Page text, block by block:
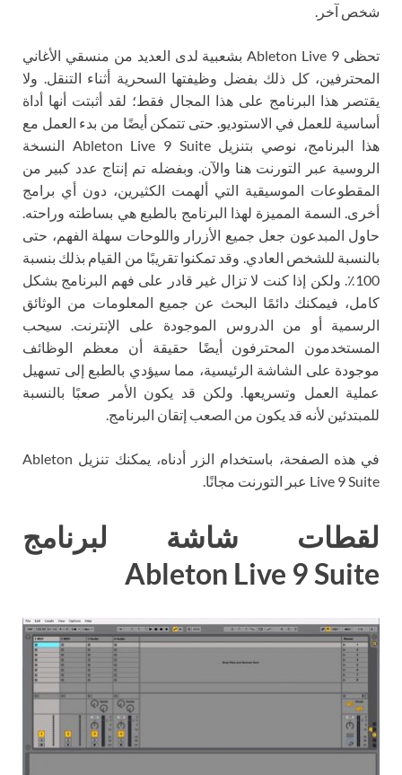
شخص آخر.
تحظى Ableton Live 9 بشعبية لدى العديد من منسقي الأغاني
المحترفين، كل ذلك بفضل وظيفتها السحرية أثناء التنقل. ولا
يقتصر هذا البرنامج على هذا المجال فقط؛ لقد أثبتت أنها أداة
أساسية للعمل في الاستوديو. حتى تتمكن أيضًا من بدء العمل مع
هذا البرنامج، نوصي بتنزيل Ableton Live 9 Suite النسخة
الروسية عبر التورنت هنا والآن. وبفضله تم إنتاج عدد كبير من
المقطوعات الموسيقية التي ألهمت الكثيرين، دون أي برامج
أخرى. السمة المميزة لهذا البرنامج بالطبع هي بساطته وراحته.
حاول المبدعون جعل جميع الأزرار واللوحات سهلة الفهم، حتى
بالنسبة للشخص العادي. وقد تمكنوا تقريبًا من القيام بذلك بنسبة
100٪. ولكن إذا كنت لا تزال غير قادر على فهم البرنامج بشكل
كامل، فيمكنك دائمًا البحث عن جميع المعلومات من الوثائق
الرسمية أو من الدروس الموجودة على الإنترنت. سيحب
المستخدمون المحترفون أيضًا حقيقة أن معظم الوظائف
موجودة على الشاشة الرئيسية، مما سيؤدي بالطبع إلى تسهيل
عملية العمل وتسريعها. ولكن قد يكون الأمر صعبًا بالنسبة
للمبتدئين لأنه قد يكون من الصعب إتقان البرنامج.
في هذه الصفحة، باستخدام الزر أدناه، يمكنك تنزيل Ableton
Live 9 Suite عبر التورنت مجانًا.
لقطات شاشة لبرنامج
Ableton Live 9 Suite